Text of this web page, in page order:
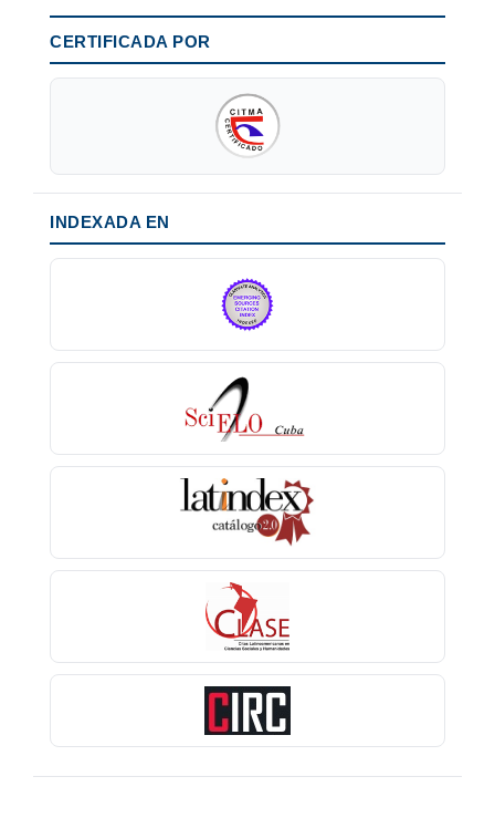
CERTIFICADA POR
INDEXADA EN